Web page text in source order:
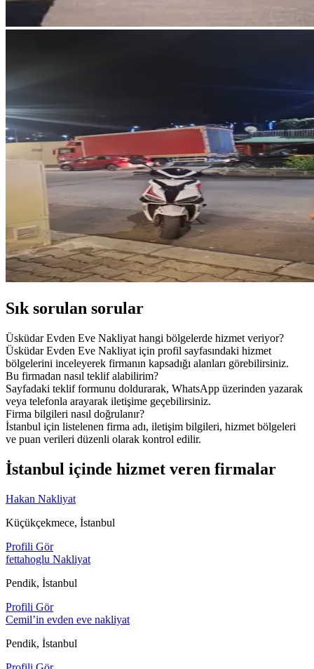
Sık sorulan sorular
Üsküdar Evden Eve Nakliyat hangi bölgelerde hizmet veriyor?
Üsküdar Evden Eve Nakliyat için profil sayfasındaki hizmet
bölgelerini inceleyerek firmanın kapsadığı alanları görebilirsiniz.
Bu firmadan nasıl teklif alabilirim?
Sayfadaki teklif formunu doldurarak, WhatsApp üzerinden yazarak
veya telefonla arayarak iletişime geçebilirsiniz.
Firma bilgileri nasıl doğrulanır?
İstanbul için listelenen firma adı, iletişim bilgileri, hizmet bölgeleri
ve puan verileri düzenli olarak kontrol edilir.
İstanbul içinde hizmet veren firmalar
Hakan Nakliyat
Küçükçekmece, İstanbul
Profili Gör
fettahoglu Nakliyat
Pendik, İstanbul
Profili Gör
Cemil’in evden eve nakliyat
Pendik, İstanbul